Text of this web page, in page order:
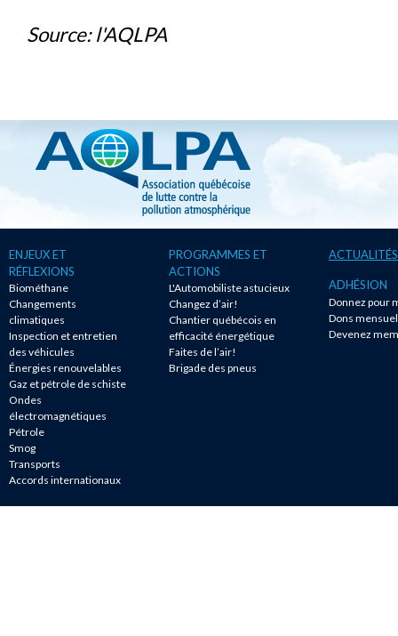
Source: l'AQLPA
ENJEUX ET
RÉFLEXIONS
Biométhane
Changements
climatiques
Inspection et entretien
des véhicules
Énergies renouvelables
Gaz et pétrole de schiste
Ondes
électromagnétiques
Pétrole
Smog
Transports
Accords internationaux
PROGRAMMES ET
ACTIONS
L'Automobiliste astucieux
Changez d’air!
Chantier québécois en
efficacité énergétique
Faites de l’air!
Brigade des pneus
ACTUALITÉS
ADHÉSION
Donnez pour
Dons
Devenez